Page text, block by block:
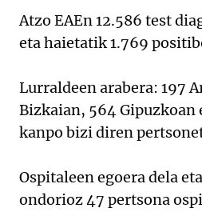
Atzo EAEn 12.586 test
eta haietatik 1.769
Lurraldeen arabera: 197
Bizkaian, 564 Gipuzkoan
kanpo bizi diren
Ospitaleen egoera dela
ondorioz 47 pertsona